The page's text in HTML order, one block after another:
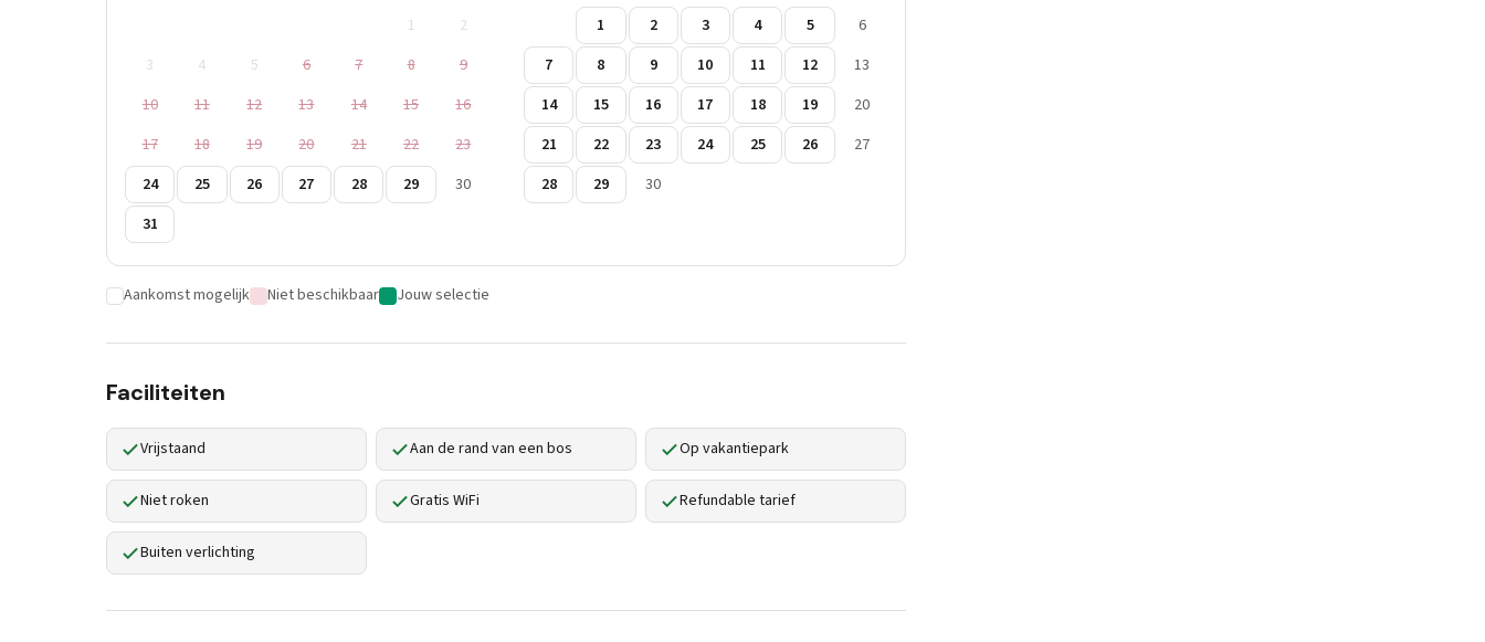
1
2
3
4 5 6 7 8
9
10
11 12 13 14 15
16
17
18 19 20 21 22
23
24
25 26 27 28 29
30
31
1 2 3 4 5
6
7
8 9 10 11 12
13
14
15 16 17 18 19
20
21
22 23 24 25 26
27
28
29 30
Aankomst mogelijk Niet beschikbaar Jouw selectie
Faciliteiten
Vrijstaand Aan de rand van een bos Op vakantiepark
Niet roken Gratis WiFi Refundable tarief
Buiten verlichting